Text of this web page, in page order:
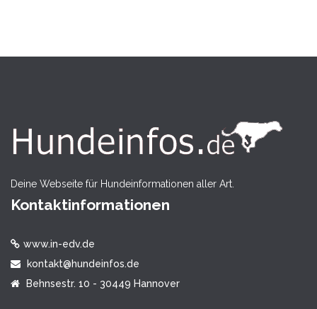
Deine Webseite für Hundeinformationen aller Art.
Kontaktinformationen
www.in-edv.de
kontakt@hundeinfos.de
Behnsestr. 10 - 30449 Hannover